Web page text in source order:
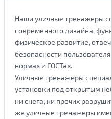
Наши уличные тренажеры
современного дизайна,
физическое развитие,
безопасности
нормах и ГОСТах.
Уличные тренажеры
установки под открытым
ни снега, ни прочих
же уличные тренажеры